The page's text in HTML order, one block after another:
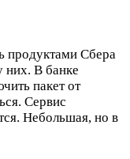
продуктами Сбера
них. В банке
пакет от
Сервис
Небольшая, но в